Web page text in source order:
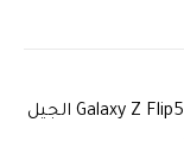
سامسونج Galaxy Z Fold5 و Galaxy Z Flip5 الجيل